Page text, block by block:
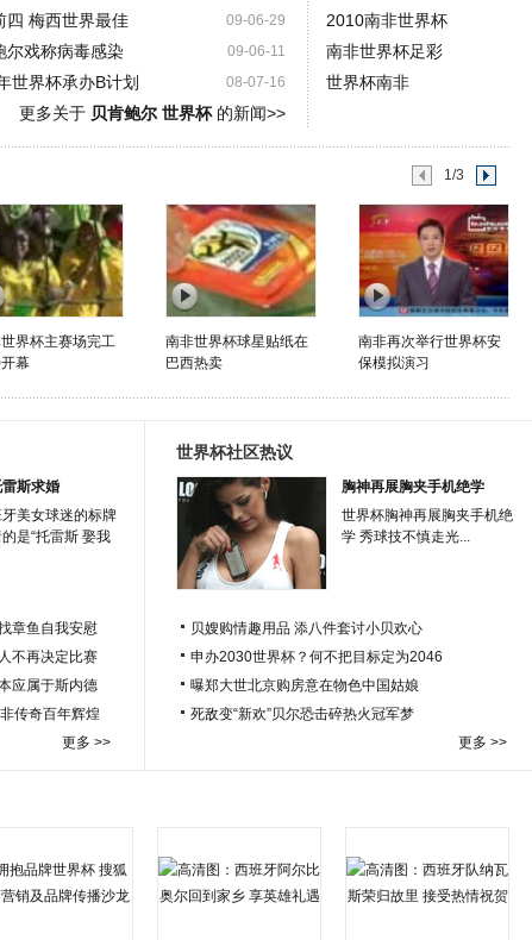
09-06-29
四 梅西世界最佳
09-06-11
尔戏称病毒感染
08-07-16
世界杯承办B计划
更多关于 贝肯鲍尔 世界杯的新闻>>
2010南非世界杯
南非世界杯足彩
世界杯南非
1/3
界杯主赛场完工
幕
南非世界杯球星贴纸在
巴西热卖
南非再次举行世界杯安
保模拟演习
斯求婚
美女球迷的标牌
是“托雷斯 娶我
章鱼自我安慰
不再决定比赛
应属于斯内德
传奇百年辉煌
更多 >>
世界杯社区热议
胸神再展胸夹手机绝学
世界杯胸神再展胸夹手机绝
学 秀球技不慎走光...
贝嫂购情趣用品 添八件套讨小贝欢心
申办2030世界杯？何不把目标定为2046
曝郑大世北京购房意在物色中国姑娘
死敌变“新欢”贝尔恐击碎热火冠军梦
更多 >>